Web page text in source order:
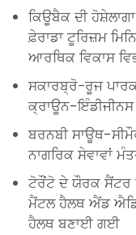
ਕਿਊਬੈਕ ਦੀ
ਫ਼ੇਰਾਡਾ ਟੂਰਿਜ਼ਮ
ਆਰਥਿਕ ਵਿਕਾਸ
ਸਕਾਰਬ੍ਰੋ−ਰੂਜ
ਕ੍ਰਾਊਨ-ਇੰਡੀਜੀਨਸ
ਬਰਨਬੀ ਸਾਊਥ-
ਨਾਗਰਿਕ ਸੇਵਾਵਾਂ
ਟੋਰੌਂਟੋ ਦੇ ਯੌਰਕ ਸੈਂਟਰ
ਮੈਂਟਲ ਹੈਲਥ ਐਂਡ
ਹੈਲਥ ਬਣਾਈ ਗਈ